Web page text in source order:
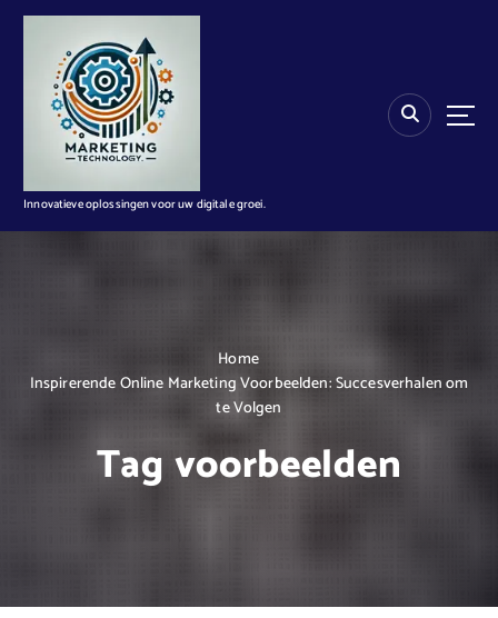
n
Innovatieve oplossingen voor uw digitale groei.
Home
Inspirerende Online Marketing Voorbeelden: Succesverhalen om
te Volgen
Tag voorbeelden